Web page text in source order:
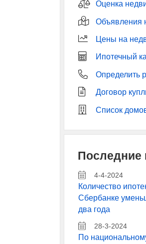
Оценка
Объявления
Цены на
Ипотечный
Определить
Договор
Список
Последние
4-4-2024
Количество
Сбербанке
два года
28-3-2024
По